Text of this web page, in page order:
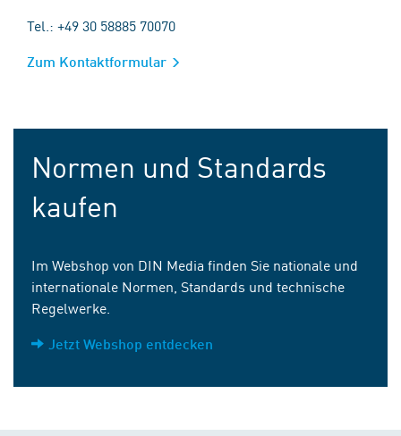
Tel.: +49 30 58885 70070
Zum Kontaktformular
Normen und Standards
kaufen
Im Webshop von DIN Media finden Sie nationale und
internationale Normen, Standards und technische
Regelwerke.
Jetzt Webshop entdecken